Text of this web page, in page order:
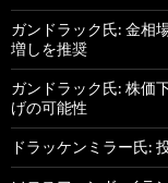
ガンドラック氏: 金相
増しを推奨
ガンドラック氏: 株価
げの可能性
ドラッケンミラー氏: